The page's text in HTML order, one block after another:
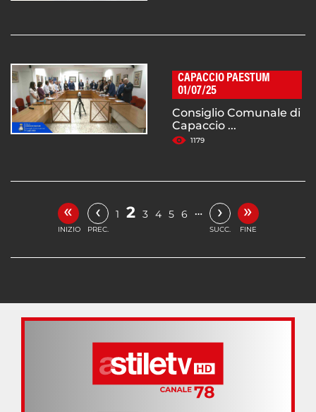
CAPACCIO PAESTUM
01/07/25
Consiglio Comunale di
Capaccio ...
1179
«
INIZIO
‹
PREC.
1 2 3 4 5 6 … ›
SUCC.
»
FINE